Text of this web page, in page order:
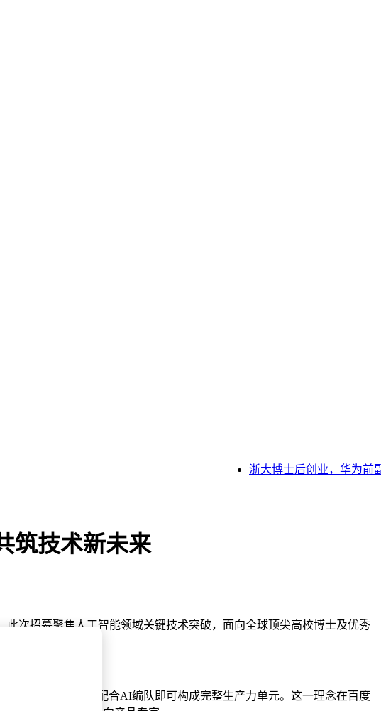
浙大博士后创业，华为前副
筑技术新未来
次招募聚焦人工智能领域关键技术突破，面向全球顶尖高校博士及优秀
破，单个开发者配合AI编队即可构成完整生产力单元。这一理念在百度